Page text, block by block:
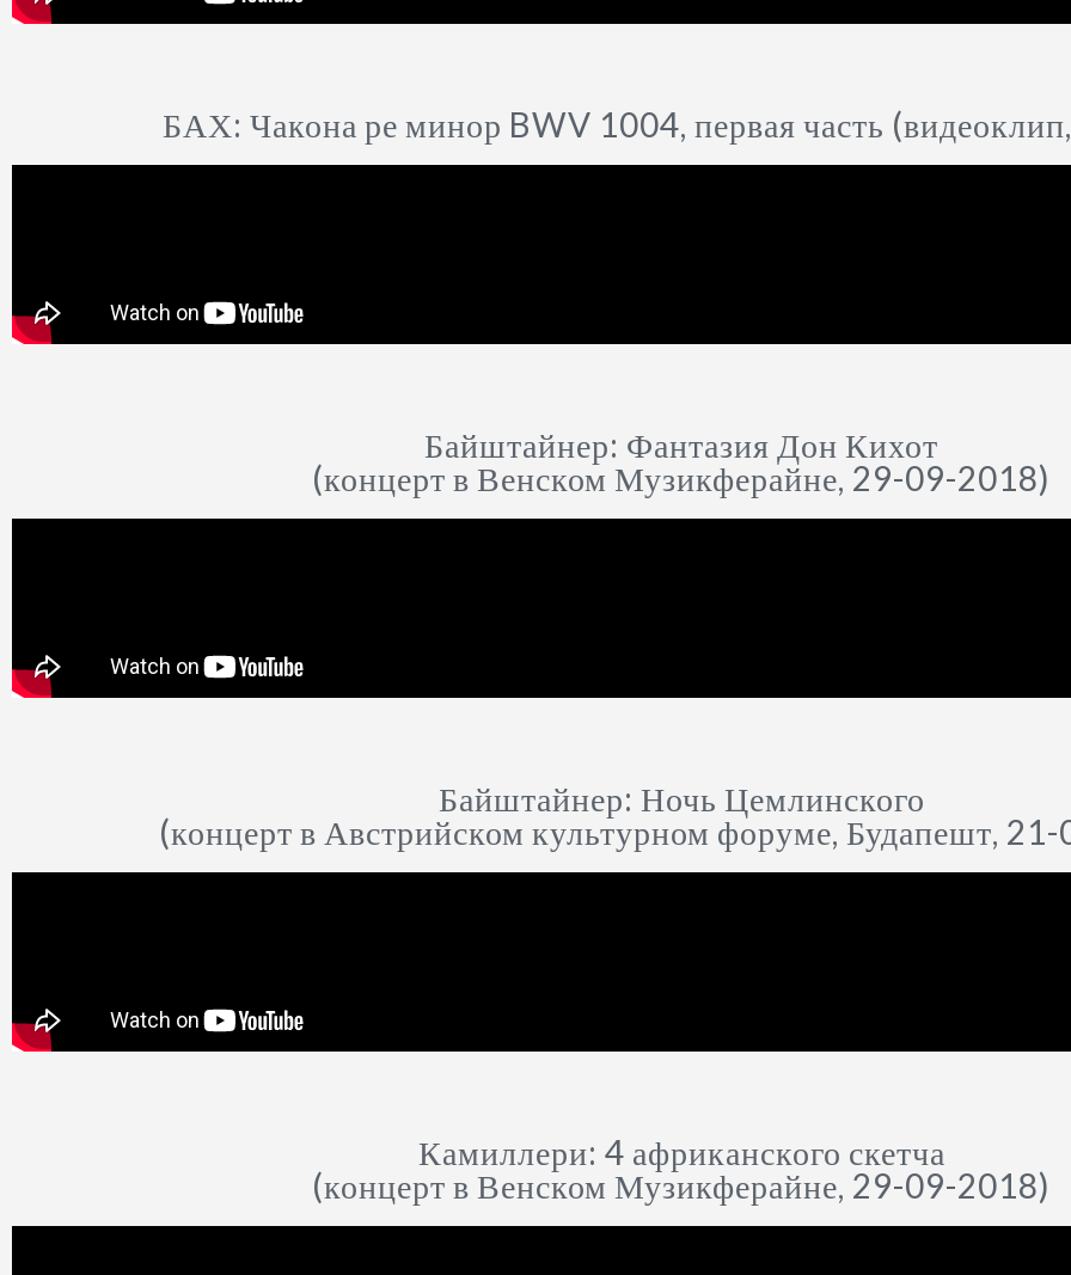
БАХ: Чакона ре минор BWV 1004, первая часть
Байштайнер: Фантазия Дон Кихот
(концерт в Венском Музикферайне, 29-09-2018)
Байштайнер: Ночь Цемлинского
(концерт в Австрийском культурном форуме, Будапешт,
Камиллери: 4 африканского скетча
(концерт в Венском Музикферайне, 29-09-2018)